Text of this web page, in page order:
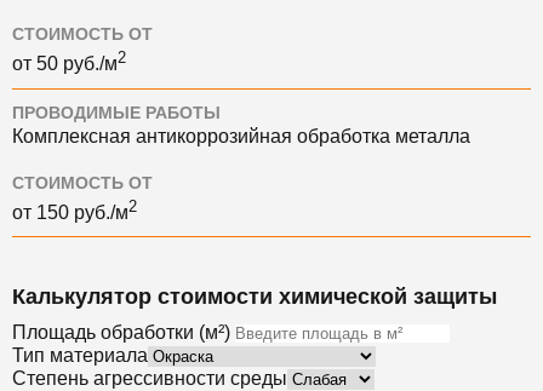
СТОИМОСТЬ ОТ
от 50 руб./м2
ПРОВОДИМЫЕ РАБОТЫ
Комплексная антикоррозийная обработка металла
СТОИМОСТЬ ОТ
от 150 руб./м2
Калькулятор стоимости химической защиты
Площадь обработки (м²)
Тип материала
Степень агрессивности среды